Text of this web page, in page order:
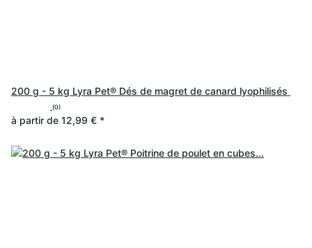
200 g - 5 kg Lyra Pet® Dés de magret de canard lyophilisés
(0)
à partir de 12,99 € *